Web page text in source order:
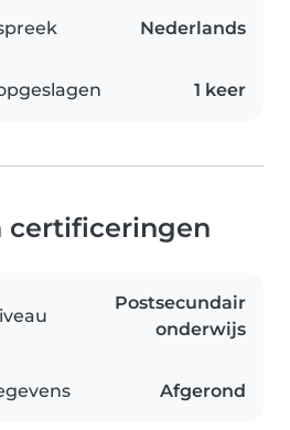
Nederlands
1 keer
certificeringen
Postsecundair
onderwijs
Afgerond